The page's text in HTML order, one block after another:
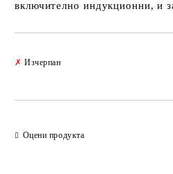
включително индукционни, и
✗ Изчерпан
Оцени продукта